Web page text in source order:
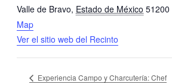
Valle de Bravo, Estado de México 51200
Map
Ver el sitio web del Recinto
Experiencia Campo y Charcutería: Chef